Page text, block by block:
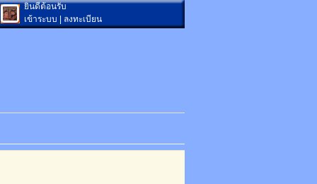
ยินดีต้อนรับ
เข้าระบบ
ลงทะเบียน